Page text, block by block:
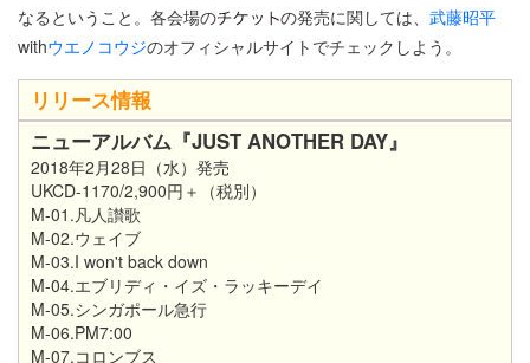
なるということ。各会場の
の発売に関しては、 武藤昭平
withウエノコウジのオフィシャルサイトでチェックしよう。
リリース情報
ニューアルバム『JUST ANOTHER DAY』
2018年2月28日（水）発売
UKCD-1170/2,900円＋（税別）
M-01.凡人讃歌
M-02.ウェイブ
M-03.I won't back down
M-04.エブリディ・イズ・ラッキーデイ
M-05.シンガポール急行
M-06.PM7:00
M-07.コロンブス